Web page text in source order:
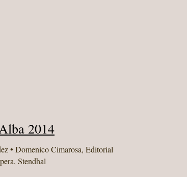
2014
• Domenico Cimarosa, Editorial
, Stendhal